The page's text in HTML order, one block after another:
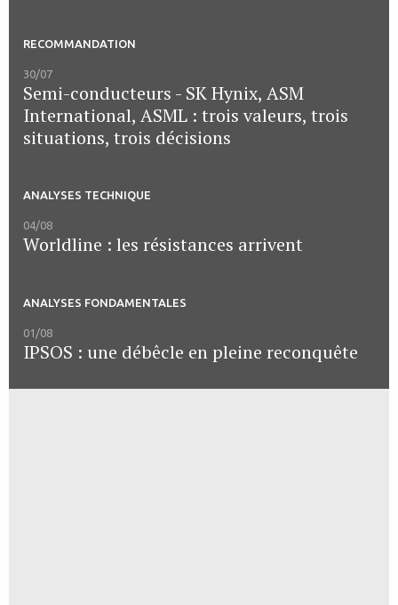
RECOMMANDATION
30/07
Semi-conducteurs - SK Hynix, ASM
International, ASML : trois valeurs, trois
situations, trois décisions
ANALYSES TECHNIQUE
04/08
Worldline : les résistances arrivent
ANALYSES FONDAMENTALES
01/08
IPSOS : une débêcle en pleine reconquête